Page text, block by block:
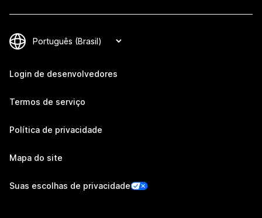
Login de desenvolvedores
Termos de serviço
Política de privacidade
Mapa do site
Suas escolhas de privacidade